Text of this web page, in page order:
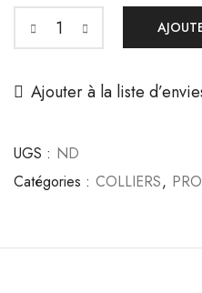
Ajouter à la liste
UGS : ND
Catégories : COLLIERS,